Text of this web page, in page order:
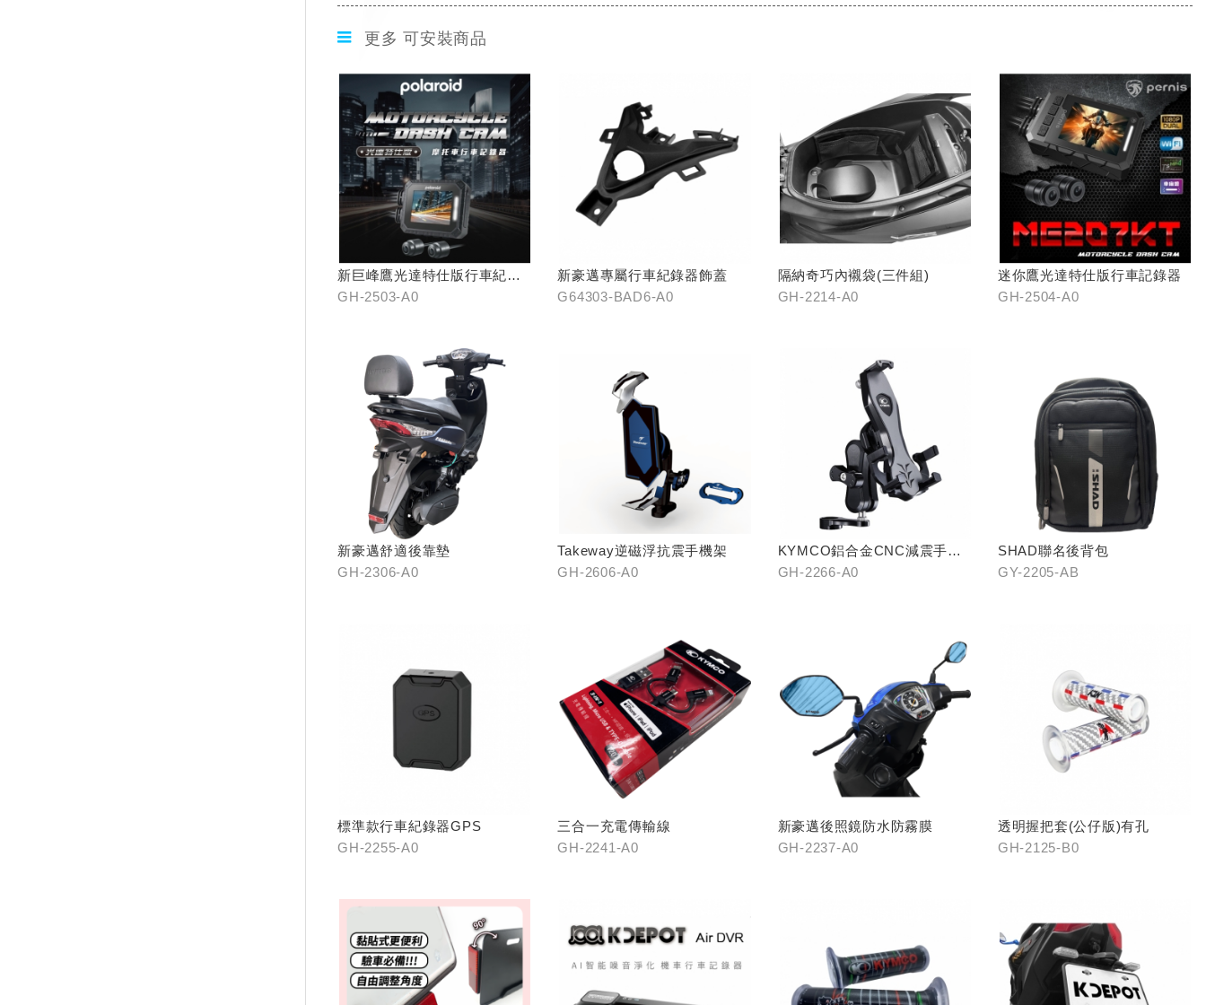
更多 可安裝商品
新巨峰鷹光達特仕版行車紀錄
器
GH-2503-A0
新豪邁專屬行車紀錄器飾蓋
G64303-BAD6-A0
隔納奇巧內襯袋(三件組)
GH-2214-A0
迷你鷹光達特仕版行車記錄器
GH-2504-A0
新豪邁舒適後靠墊
GH-2306-A0
Takeway逆磁浮抗震手機架
GH-2606-A0
KYMCO鋁合金CNC減震手機
架
GH-2266-A0
SHAD聯名後背包
GY-2205-AB
標準款行車紀錄器GPS
GH-2255-A0
三合一充電傳輸線
GH-2241-A0
新豪邁後照鏡防水防霧膜
GH-2237-A0
透明握把套(公仔版)有孔
GH-2125-B0